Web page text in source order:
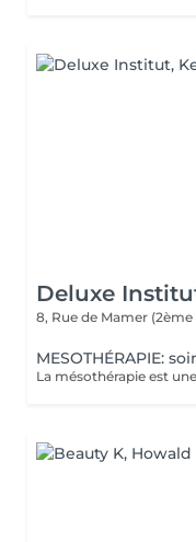
Deluxe
8, Rue de Mamer (2ème
MESOTHÉRAPIE: